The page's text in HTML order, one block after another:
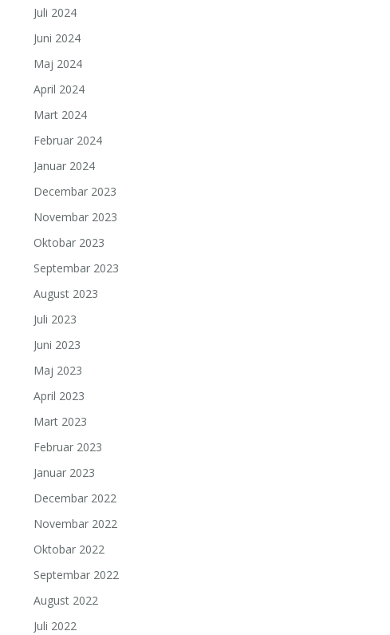
Juli 2024
Juni 2024
Maj 2024
April 2024
Mart 2024
Februar 2024
Januar 2024
Decembar 2023
Novembar 2023
Oktobar 2023
Septembar 2023
August 2023
Juli 2023
Juni 2023
Maj 2023
April 2023
Mart 2023
Februar 2023
Januar 2023
Decembar 2022
Novembar 2022
Oktobar 2022
Septembar 2022
August 2022
Juli 2022